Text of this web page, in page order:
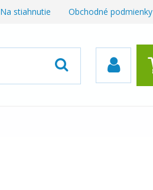
Na stiahnutie Obchodné podmienky